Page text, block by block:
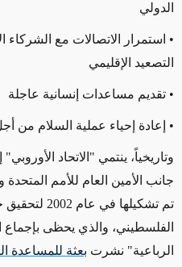
الدولي
• استمرار الاتصالات مع الشركاء
التصعيد الإقليمي
• تقديم مساعدات إنسانية عاجلة
• إعادة إحياء عملية السلام من
وتاريخياً، ينتمي "الاتحاد الأوروبي"
جانب الأمين العام للأمم المتحدة
تم تشكيلها
في عام
الفلسطيني، والذي يحظى بإجماع
الرباعية" نشرت بعثة للمساعدة